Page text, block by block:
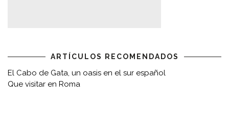
ARTÍCULOS RECOMENDADOS
El Cabo de Gata, un oasis en el sur español
Que visitar en Roma